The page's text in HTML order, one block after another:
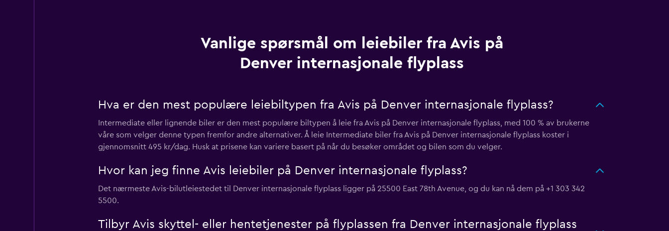
Vanlige spørsmål om leiebiler fra Avis på
Denver internasjonale flyplass
Hva er den mest populære leiebiltypen fra Avis på Denver internasjonale flyplass?
Intermediate eller lignende biler er den mest populære biltypen å leie fra Avis på Denver internasjonale flyplass, med 100 % av brukerne
våre som velger denne typen fremfor andre alternativer. Å leie Intermediate biler fra Avis på Denver internasjonale flyplass koster i
gjennomsnitt 495 kr/dag. Husk at prisene kan variere basert på når du besøker området og bilen som du velger.
Hvor kan jeg finne Avis leiebiler på Denver internasjonale flyplass?
Det nærmeste Avis-bilutleiestedet til Denver internasjonale flyplass ligger på 25500 East 78th Avenue, og du kan nå dem på +1 303 342
5500.
Tilbyr Avis skyttel- eller hentetjenester på flyplassen fra Denver internasjonale flyplass